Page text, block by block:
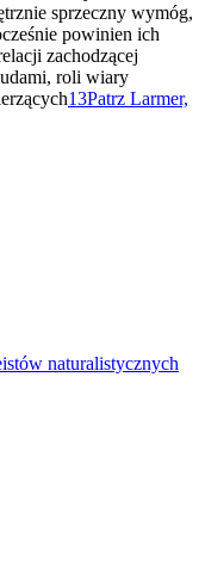
sprzeczny wymóg,
powinien ich
zachodzącej
roli wiary
13Patrz Larmer,
naturalistycznych